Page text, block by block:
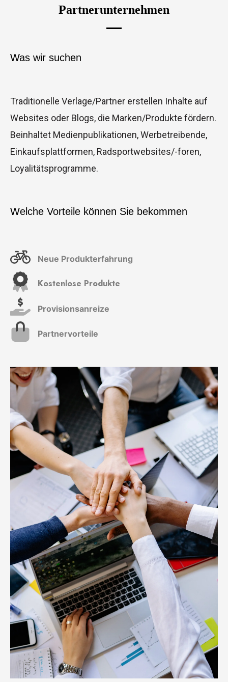
Partnerunternehmen
Was wir suchen
Traditionelle Verlage/Partner erstellen Inhalte auf
Websites oder Blogs, die Marken/Produkte fördern.
Beinhaltet Medienpublikationen, Werbetreibende,
Einkaufsplattformen, Radsportwebsites/-foren,
Loyalitätsprogramme.
Welche Vorteile können Sie bekommen
Neue Produkterfahrung
Kostenlose Produkte
Provisionsanreize
Partnervorteile